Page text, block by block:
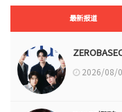
最新报道
2026/08/